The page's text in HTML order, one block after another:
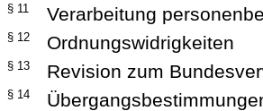
§ 11 Verarbeitung
§ 12 Ordnungswidrigkeiten
§ 13 Revision zum
§ 14